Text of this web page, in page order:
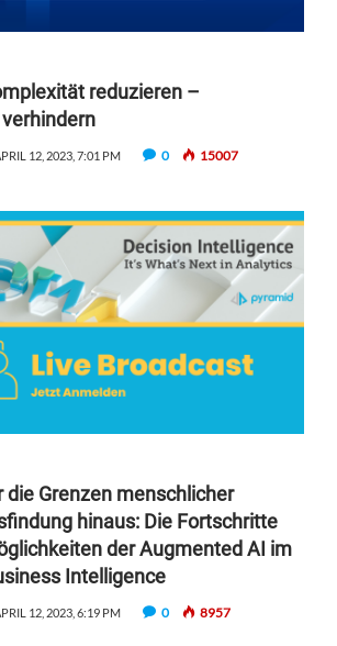
reduzieren –
12, 2023, 7:01 PM 0 15007
die Grenzen menschlicher
hinaus: Die Fortschritte
der Augmented AI im
Intelligence
12, 2023, 6:19 PM 0 8957